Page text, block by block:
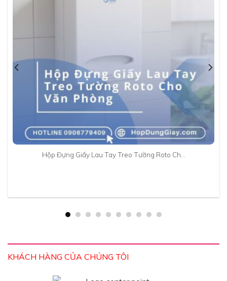
Hộp Đựng Giấy Lau Tay Treo Tường Roto Ch…
KHÁCH HÀNG CỦA CHÚNG TÔI